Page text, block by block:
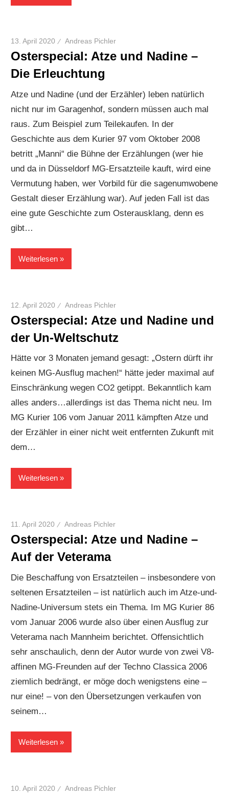
13. April 2020 Andreas Pichler
Osterspecial: Atze und Nadine –
Die Erleuchtung
Atze und Nadine (und der Erzähler) leben natürlich
nicht nur im Garagenhof, sondern müssen auch mal
raus. Zum Beispiel zum Teilekaufen. In der
Geschichte aus dem Kurier 97 vom Oktober 2008
betritt „Manni“ die Bühne der Erzählungen (wer hie
und da in Düsseldorf MG-Ersatzteile kauft, wird eine
Vermutung haben, wer Vorbild für die sagenumwobene
Gestalt dieser Erzählung war). Auf jeden Fall ist das
eine gute Geschichte zum Osterausklang, denn es
gibt…
Weiterlesen
12. April 2020 Andreas Pichler
Osterspecial: Atze und Nadine und
der Un-Weltschutz
Hätte vor 3 Monaten jemand gesagt: „Ostern dürft ihr
keinen MG-Ausflug machen!“ hätte jeder maximal auf
Einschränkung wegen CO2 getippt. Bekanntlich kam
alles anders…allerdings ist das Thema nicht neu. Im
MG Kurier 106 vom Januar 2011 kämpften Atze und
der Erzähler in einer nicht weit entfernten Zukunft mit
dem…
Weiterlesen
11. April 2020 Andreas Pichler
Osterspecial: Atze und Nadine –
Auf der Veterama
Die Beschaffung von Ersatzteilen – insbesondere von
seltenen Ersatzteilen – ist natürlich auch im Atze-und-
Nadine-Universum stets ein Thema. Im MG Kurier 86
vom Januar 2006 wurde also über einen Ausflug zur
Veterama nach Mannheim berichtet. Offensichtlich
sehr anschaulich, denn der Autor wurde von zwei V8-
affinen MG-Freunden auf der Techno Classica 2006
ziemlich bedrängt, er möge doch wenigstens eine –
nur eine! – von den Übersetzungen verkaufen von
seinem…
Weiterlesen
10. April 2020 Andreas Pichler